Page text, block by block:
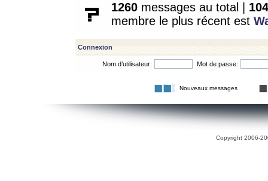
1260 messages au total | 104
membre le plus récent est
Connexion
Nom d’utilisateur: Mot de passe:
Nouveaux messages
Copyright 2006-